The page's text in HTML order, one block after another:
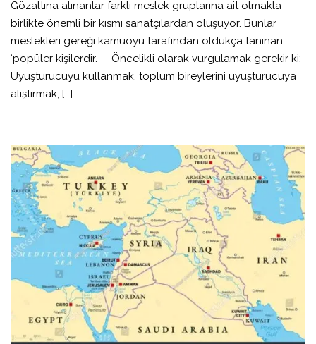
Gözaltına alınanlar farklı meslek gruplarına ait olmakla
birlikte önemli bir kısmı sanatçılardan oluşuyor. Bunlar
meslekleri gereği kamuoyu tarafından oldukça tanınan
‘popüler kişilerdir. Öncelikli olarak vurgulamak gerekir ki:
Uyuşturucuyu kullanmak, toplum bireylerini uyuşturucuya
alıştırmak, […]